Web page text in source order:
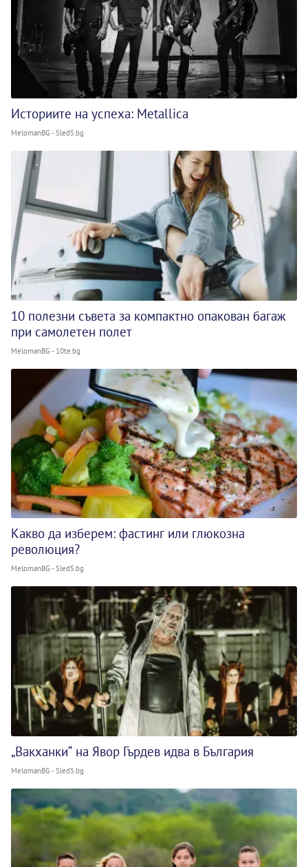
Историите на успеха: Metallica
MelomanBG - Sled5.bg
10 полезни съвета за компактно опакован багаж
при самолетен полет
MelomanBG - 10te.bg
Какво да изберем: фастинг или глюкозна
революция?
MelomanBG - Sled5.bg
„Вакханки“ на Явор Гърдев идва в България
MelomanBG - Sled5.bg